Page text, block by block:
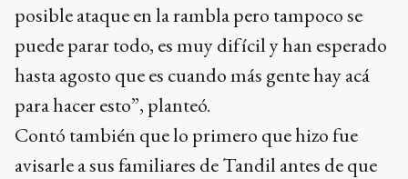
posible ataque en la rambla pero tampoco se
puede parar todo, es muy difícil y han esperado
hasta agosto que es cuando más gente hay acá
para hacer esto”, planteó.
Contó también que lo primero que hizo fue
avisarle a sus familiares de Tandil antes de que